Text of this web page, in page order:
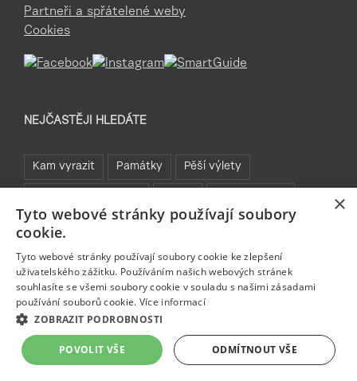
Partneři a spřátelené weby
Cookies
NEJČASTĚJI HLEDÁTE
Kam vyrazit Památky Pěší výlety
Jablonecká přehrada Rozhledny
Bavte se v Jablonci
2026 - created by
×
Tyto webové stránky používají soubory
cookie.
Tyto webové stránky používají soubory cookie ke zlepšení
uživatelského zážitku. Používáním našich webových stránek
souhlasíte se všemi soubory cookie v souladu s našimi zásadami
používání souborů cookie. Více informací
ZOBRAZIT PODROBNOSTI
POVOLIT VŠE ODMÍTNOUT VŠE